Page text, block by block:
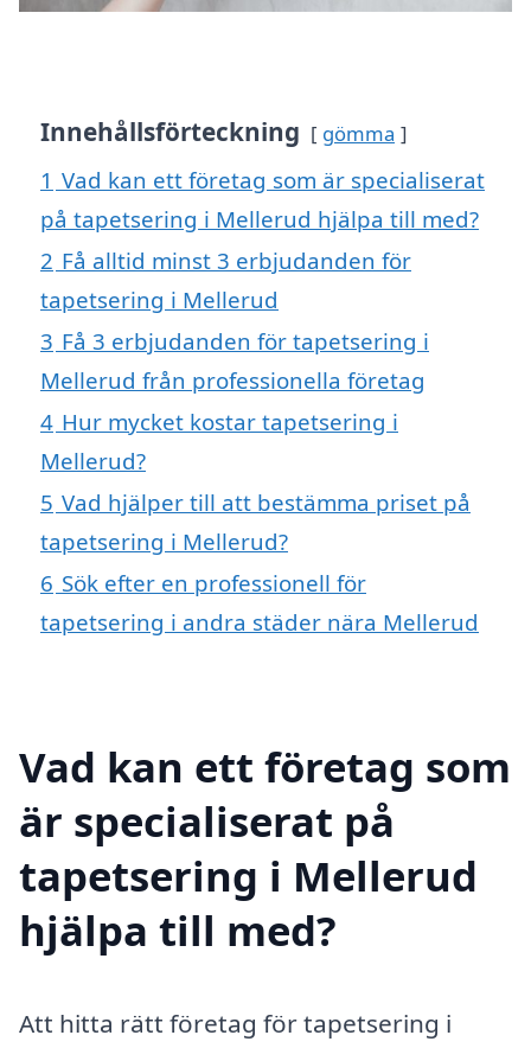
Innehållsförteckning gömma
1 Vad kan ett företag som är specialiserat
på tapetsering i Mellerud hjälpa till med?
2 Få alltid minst 3 erbjudanden för
tapetsering i Mellerud
3 Få 3 erbjudanden för tapetsering i
Mellerud från professionella företag
4 Hur mycket kostar tapetsering i
Mellerud?
5 Vad hjälper till att bestämma priset på
tapetsering i Mellerud?
6 Sök efter en professionell för
tapetsering i andra städer nära Mellerud
Vad kan ett företag som
är specialiserat på
tapetsering i Mellerud
hjälpa till med?
Att hitta rätt företag för tapetsering i